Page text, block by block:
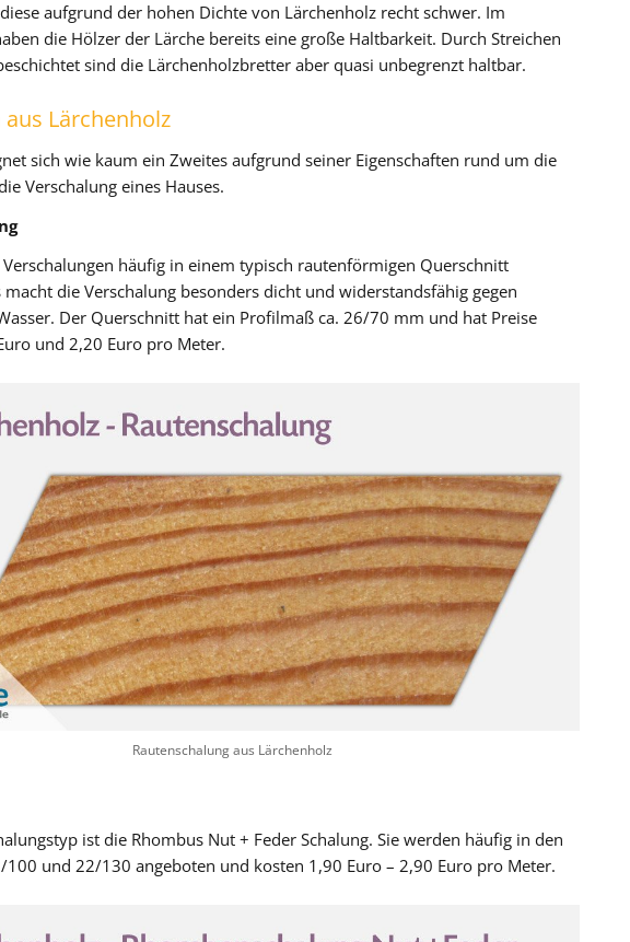
aufgrund der hohen Dichte von Lärchenholz recht schwer. Im
die Hölzer der Lärche bereits eine große Haltbarkeit. Durch Streichen
sind die Lärchenholzbretter aber quasi unbegrenzt haltbar.
aus Lärchenholz
sich wie kaum ein Zweites aufgrund seiner Eigenschaften rund um die
Verschalung eines Hauses.
häufig in einem typisch rautenförmigen Querschnitt
macht die Verschalung besonders dicht und widerstandsfähig gegen
Der Querschnitt hat ein Profilmaß ca. 26/70 mm und hat Preise
und 2,20 Euro pro Meter.
Rautenschalung aus Lärchenholz
ist die Rhombus Nut + Feder Schalung. Sie werden häufig in den
und 22/130 angeboten und kosten 1,90 Euro – 2,90 Euro pro Meter.